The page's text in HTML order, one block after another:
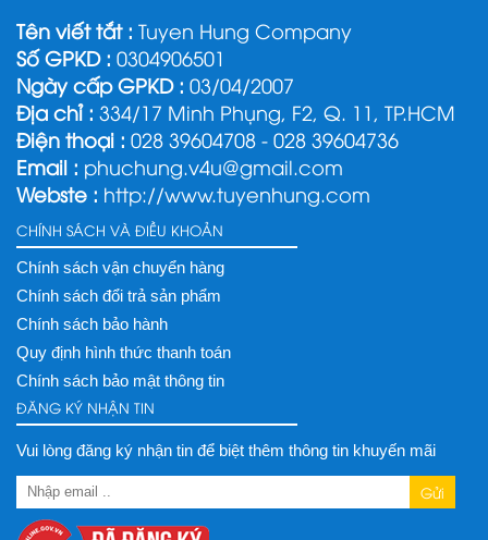
Tên viết tắt : Tuyen Hung Company
Số GPKD : 0304906501
Ngày cấp GPKD : 03/04/2007
Địa chỉ : 334/17 Minh Phụng, F2, Q. 11, TP.HCM
Điện thoại : 028 39604708 - 028 39604736
Email : phuchung.v4u@gmail.com
Webste : http://www.tuyenhung.com
CHÍNH SÁCH VÀ ĐIỀU KHOẢN
Chính sách vận chuyển hàng
Chính sách đổi trả sản phẩm
Chính sách bảo hành
Quy định hình thức thanh toán
Chính sách bảo mật thông tin
ĐĂNG KÝ NHẬN TIN
Vui lòng đăng ký nhận tin để biệt thêm thông tin khuyến mãi
Gửi